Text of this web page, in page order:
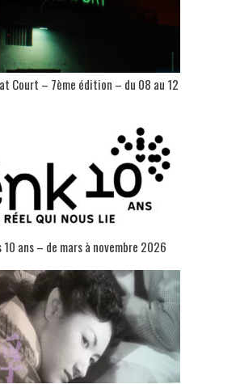
Court – 7ème édition – du 08 au 12
ans – de mars à novembre 2026